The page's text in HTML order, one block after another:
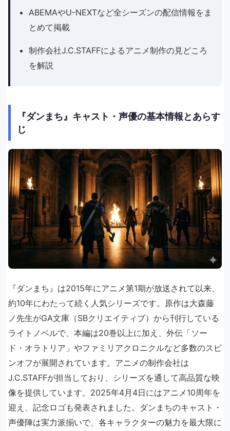
ABEMAやU-NEXTなど全シーズンの配信情報をま
とめて掲載
制作会社J.C.STAFFによるアニメ制作の見どころ
を解説
『ダンまち』キャスト・声優の基本情報とあらす
じ
『ダンまち』は2015年にアニメ第1期が放送されて以来、
約10年にわたって続く人気シリーズです。原作は大森藤
ノ先生がGA文庫（SBクリエイティブ）から刊行している
ライトノベルで、本編は20巻以上に加え、外伝「ソー
ド・オラトリア」やファミリアクロニクルなど多数のスピ
ンオフが展開されています。アニメの制作会社は
J.C.STAFFが担当しており、シリーズを通して高品質な映
像を提供しています。2025年4月4日にはアニメ10周年を
迎え、記念ロゴも発表されました。ダンまちのキャスト・
声優陣は実力派揃いで、各キャラクターの魅力を最大限に